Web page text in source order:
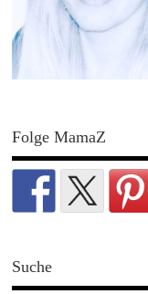
Folge MamaZ
Suche